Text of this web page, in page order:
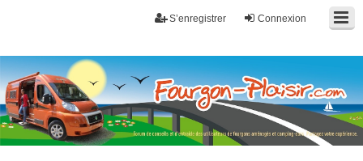
Connexion
S’enregistrer
Fourgon-plaisir.com
Forum de conseils et d'entraide des utilisateurs de fourgons, fourgons
aménagés, vans et de camping-car. Partagez votre expérience.